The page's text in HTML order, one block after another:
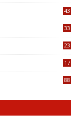
43
33
23
17
88